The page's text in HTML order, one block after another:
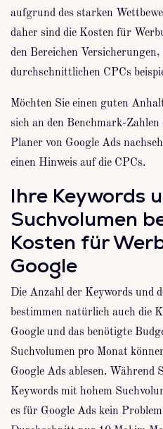
aufgrund des starken
daher sind die Kosten für
den Bereichen
durchschnittlichen CPCs
Möchten Sie einen guten
sich an den Benchmark-
Planer von Google Ads
einen Hinweis auf die CPCs.
Ihre Keywords
Suchvolumen
Kosten für
Google
Die Anzahl der Keywords und
bestimmen natürlich auch die
Google und das benötigte
Suchvolumen pro Monat
Google Ads ablesen. Während
Keywords mit hohem
es für Google Ads kein